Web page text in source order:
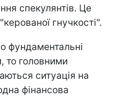
спекулянтів. Це
гнучкості".
фундаментальні
то головними
ситуація на
фінансова